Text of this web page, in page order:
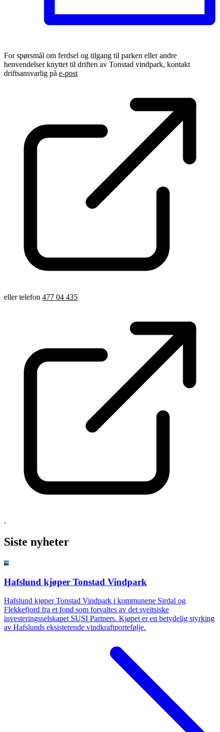
For spørsmål om ferdsel og tilgang til parken eller andre
henvendelser knyttet til driften av Tonstad vindpark, kontakt
driftsansvarlig på e-post
eller telefon 477 04 435
.
Siste nyheter
Hafslund kjøper Tonstad Vindpark
Hafslund kjøper Tonstad Vindpark i kommunene Sirdal og
Flekkefjord fra et fond som forvaltes av det sveitsiske
investeringsselskapet SUSI Partners. Kjøpet er en betydelig styrking
av Hafslunds eksisterende vindkraftportefølje.